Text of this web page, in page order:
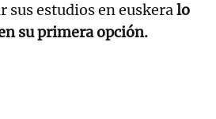
sus estudios en euskeralo
su primera opción.